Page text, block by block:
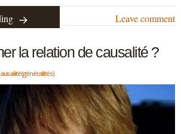
Leave comment
la relation de causalité ?
(généralités)